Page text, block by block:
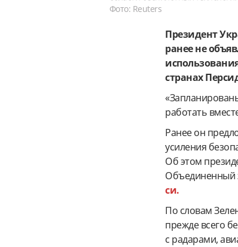
Фото: Reuters
Президент
ранее не
странах
работать
Ранее он
усиления
Об этом
Объединенный
си.
По словам
прежде всего
с радарами,